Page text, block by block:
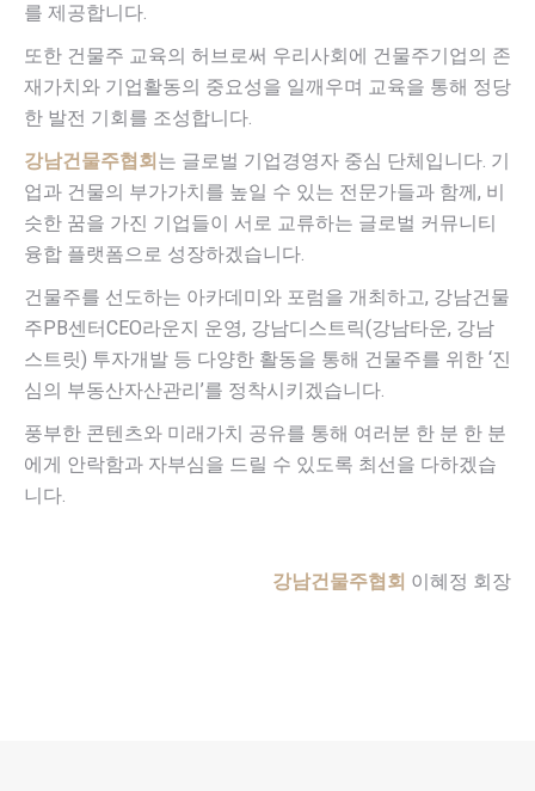
를 제공합니다.
또한 건물주 교육의 허브로써 우리사회에 건물주기업의 존
재가치와 기업활동의 중요성을 일깨우며 교육을 통해 정당
한 발전 기회를 조성합니다.
강남건물주협회는 글로벌 기업경영자 중심 단체입니다. 기
업과 건물의 부가가치를 높일 수 있는 전문가들과 함께, 비
슷한 꿈을 가진 기업들이 서로 교류하는 글로벌 커뮤니티
융합 플랫폼으로 성장하겠습니다.
건물주를 선도하는 아카데미와 포럼을 개최하고, 강남건물
주PB센터CEO라운지 운영, 강남디스트릭(강남타운, 강남
스트릿) 투자개발 등 다양한 활동을 통해 건물주를 위한 ‘진
심의 부동산자산관리’를 정착시키겠습니다.
풍부한 콘텐츠와 미래가치 공유를 통해 여러분 한 분 한 분
에게 안락함과 자부심을 드릴 수 있도록 최선을 다하겠습
니다.
강남건물주협회 이혜정 회장